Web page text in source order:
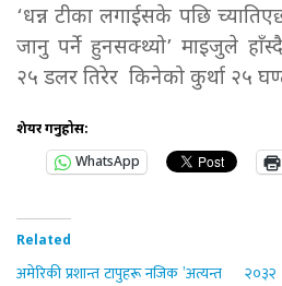
‘धन्न टीका लगाईसके पछि
जानु पर्ने हुनसक्थ्यो’ माइजुले
२५ डलर तिरेर किनेको कुर्था २५
शेयर गर्नुहोस:
WhatsApp
Related
अमेरिकी प्रशान्त टापुहरू नजिक ’अत्यन्त